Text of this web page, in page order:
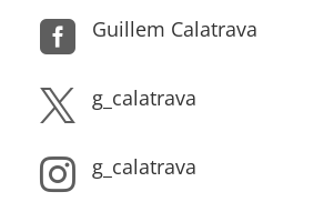
 Guillem Calatrava
 g_calatrava
 g_calatrava